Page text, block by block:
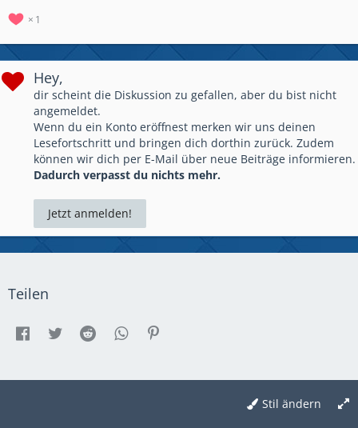
1
Hey,
dir scheint die Diskussion zu gefallen, aber du bist nicht
angemeldet.
Wenn du ein Konto eröffnest merken wir uns deinen
Lesefortschritt und bringen dich dorthin zurück. Zudem
können wir dich per E-Mail über neue Beiträge informieren.
Dadurch verpasst du nichts mehr.
Jetzt anmelden!
Teilen
Stil ändern